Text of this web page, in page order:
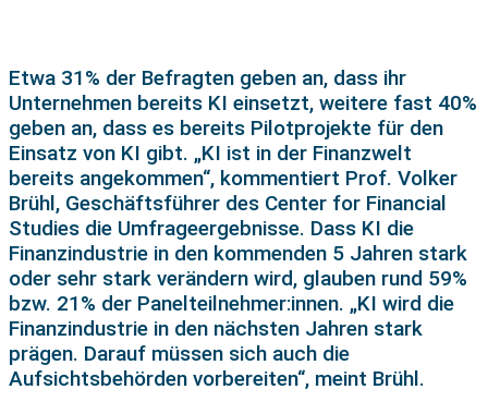
Etwa 31% der Befragten geben an, dass ihr
Unternehmen bereits KI einsetzt, weitere fast 40%
geben an, dass es bereits Pilotprojekte für den
Einsatz von KI gibt. „KI ist in der Finanzwelt
bereits angekommen“, kommentiert Prof. Volker
Brühl, Geschäftsführer des Center for Financial
Studies die Umfrageergebnisse. Dass KI die
Finanzindustrie in den kommenden 5 Jahren stark
oder sehr stark verändern wird, glauben rund 59%
bzw. 21% der Panelteilnehmer:innen. „KI wird die
Finanzindustrie in den nächsten Jahren stark
prägen. Darauf müssen sich auch die
Aufsichtsbehörden vorbereiten“, meint Brühl.